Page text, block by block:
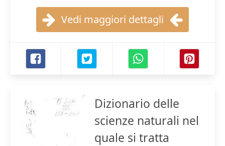
Vedi maggiori dettagli
Dizionario delle
scienze naturali nel
quale si tratta